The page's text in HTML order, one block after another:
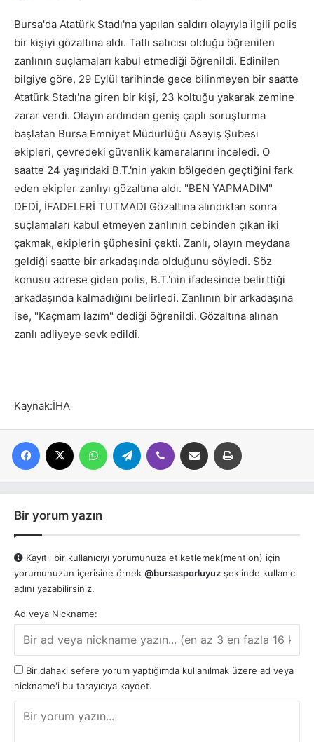
Bursa'da Atatürk Stadı'na yapılan saldırı olayıyla ilgili polis
bir kişiyi gözaltına aldı. Tatlı satıcısı olduğu öğrenilen
zanlının suçlamaları kabul etmediği öğrenildi. Edinilen
bilgiye göre, 29 Eylül tarihinde gece bilinmeyen bir saatte
Atatürk Stadı'na giren bir kişi, 23 koltuğu yakarak zemine
zarar verdi. Olayın ardından geniş çaplı soruşturma
başlatan Bursa Emniyet Müdürlüğü Asayiş Şubesi
ekipleri, çevredeki güvenlik kameralarını inceledi. O
saatte 24 yaşındaki B.T.'nin yakın bölgeden geçtiğini fark
eden ekipler zanlıyı gözaltına aldı. "BEN YAPMADIM"
DEDİ, İFADELERİ TUTMADI Gözaltına alındıktan sonra
suçlamaları kabul etmeyen zanlının cebinden çıkan iki
çakmak, ekiplerin şüphesini çekti. Zanlı, olayın meydana
geldiği saatte bir arkadaşında olduğunu söyledi. Söz
konusu adrese giden polis, B.T.'nin ifadesinde belirttiği
arkadaşında kalmadığını belirledi. Zanlının bir arkadaşına
ise, "Kaçmam lazım" dediği öğrenildi. Gözaltına alınan
zanlı adliyeye sevk edildi.
Kaynak:İHA
Facebook WhatsAppTelegram Viber E-posta ile paylaş
Bir yorum yazın
Kayıtlı bir kullanıcıyı yorumunuza etiketlemek(mention) için
yorumunuzun içerisine örnek @bursasporluyuz şeklinde kullanıcı
adını yazabilirsiniz.
Ad veya Nickname:
Bir dahaki sefere yorum yaptığımda kullanılmak üzere ad veya
nickname'i bu tarayıcıya kaydet.